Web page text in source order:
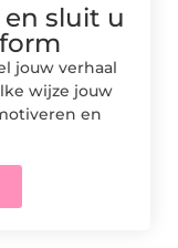
sluit u
jouw verhaal
wijze jouw
en